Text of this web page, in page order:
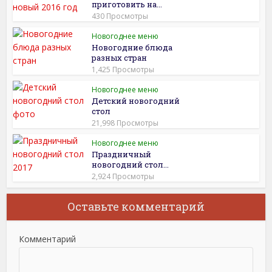
приготовить на...
430 Просмотры
Новогоднее меню
Новогодние блюда
разных стран
1,425 Просмотры
Новогоднее меню
Детский новогодний
стол
21,998 Просмотры
Новогоднее меню
Праздничный
новогодний стол...
2,924 Просмотры
Оставьте комментарий
Комментарий